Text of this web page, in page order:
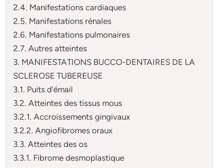
2.4. Manifestations cardiaques
2.5. Manifestations rénales
2.6. Manifestations pulmonaires
2.7. Autres atteintes
3. MANIFESTATIONS BUCCO-DENTAIRES DE LA
SCLEROSE TUBEREUSE
3.1. Puits d’émail
3.2. Atteintes des tissus mous
3.2.1. Accroissements gingivaux
3.2.2. Angiofibromes oraux
3.3. Atteintes des os
3.3.1. Fibrome desmoplastique